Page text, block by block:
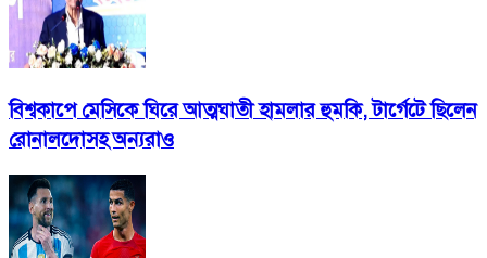
বিশ্বকাপে মেসিকে ঘিরে আত্মঘাতী হামলার হুমকি, টার্গেটে ছিলেন
রোনালদোসহ অন্যরাও